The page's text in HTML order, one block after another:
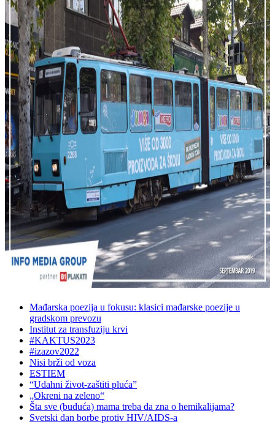
Mađarska poezija u fokusu: klasici mađarske poezije u
gradskom prevozu
Institut za transfuziju krvi
#KAKTUS2023
#izazov2022
Nisi brži od voza
ESTIEM
“Udahni život-zaštiti pluća”
„Okreni na zeleno“
Šta sve (buduća) mama treba da zna o hemikalijama?
Svetski dan borbe protiv HIV/AIDS-a